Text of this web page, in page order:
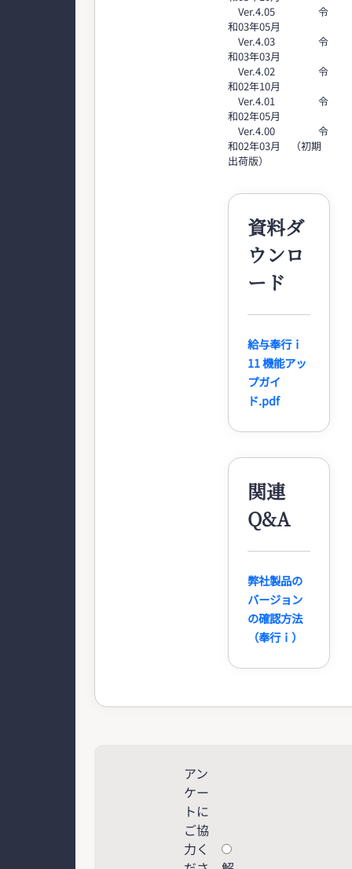
Ver.4.05 令
和03年05月
Ver.4.03 令
和03年03月
Ver.4.02 令
和02年10月
Ver.4.01 令
和02年05月
Ver.4.00 令
和02年03月 （初期
出荷版）
資料ダ
ウンロ
ード
給与奉行ｉ
11 機能アッ
プガイ
ド.pdf
関連
Q&A
弊社製品の
バージョン
の確認方法
（奉行ｉ）
アン
ケー
トに
ご協
力く